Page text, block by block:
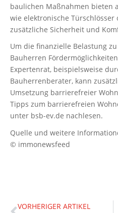
baulichen Maßnahmen bieten
wie elektronische
zusätzliche Sicherheit und
Um die finanzielle Belastung
Bauherren
Expertenrat, beispielsweise
Bauherrenberater, kann
Umsetzung barrierefreier
Tipps zum barrierefreien
unter bsb-ev.de nachlesen.
Quelle und weitere
© immonewsfeed
VORHERIGER ARTIKEL